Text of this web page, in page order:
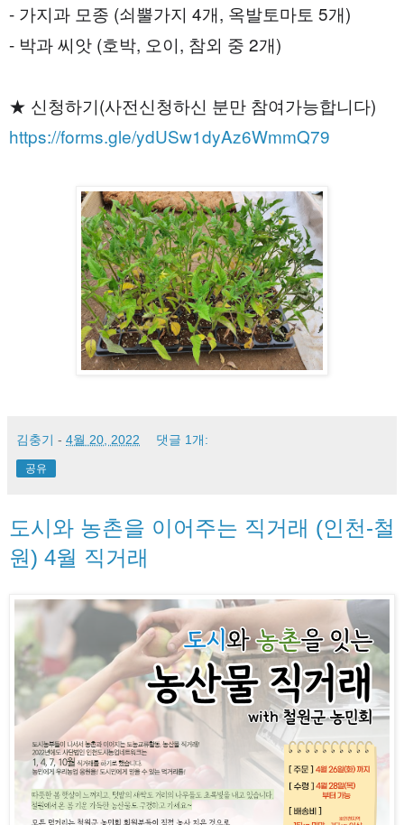
- 가지과 모종 (쇠뿔가지 4개, 옥발토마토 5개)
- 박과 씨앗 (호박, 오이, 참외 중 2개)
★ 신청하기(사전신청하신 분만 참여가능합니다)
https://forms.gle/ydUSw1dyAz6WmmQ79
김충기 - 4월 20, 2022 댓글 1개:
공유
도시와 농촌을 이어주는 직거래 (인천-철
원) 4월 직거래